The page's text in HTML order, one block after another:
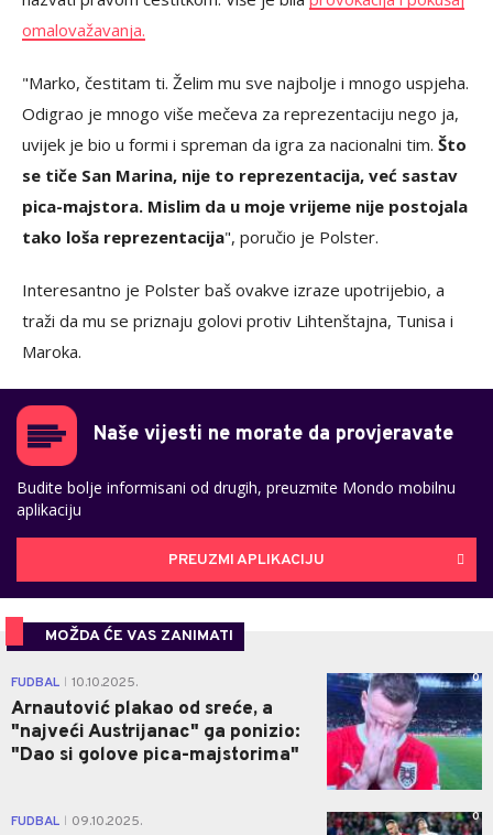
omalovažavanja.
"Marko, čestitam ti. Želim mu sve najbolje i mnogo uspjeha.
Odigrao je mnogo više mečeva za reprezentaciju nego ja,
uvijek je bio u formi i spreman da igra za nacionalni tim. Što
se tiče San Marina, nije to reprezentacija, već sastav
pica-majstora. Mislim da u moje vrijeme nije postojala
tako loša reprezentacija", poručio je Polster.
Interesantno je Polster baš ovakve izraze upotrijebio, a
traži da mu se priznaju golovi protiv Lihtenštajna, Tunisa i
Maroka.
Naše vijesti ne morate da provjeravate
Budite bolje informisani od drugih, preuzmite Mondo mobilnu
aplikaciju
PREUZMI APLIKACIJU
MOŽDA ĆE VAS ZANIMATI
FUDBAL 10.10.2025.
Arnautović plakao od sreće, a
"najveći Austrijanac" ga ponizio:
"Dao si golove pica-majstorima"
0
FUDBAL 09.10.2025. 0